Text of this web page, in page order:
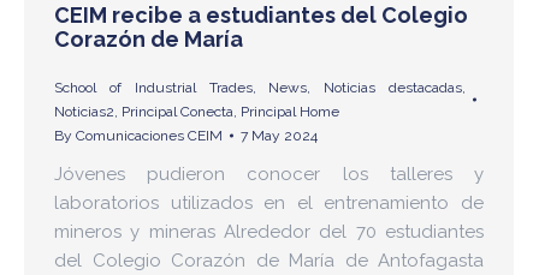
CEIM recibe a estudiantes del Colegio
Corazón de María
School of Industrial Trades, News Noticias destacadas
Noticias2 Principal Conecta Principal Home
By Comunicaciones CEIM 7 May 2024
Jóvenes pudieron conocer los talleres y
laboratorios utilizados en el entrenamiento de
mineros y mineras Alrededor del 70 estudiantes
del Colegio Corazón de María de Antofagasta